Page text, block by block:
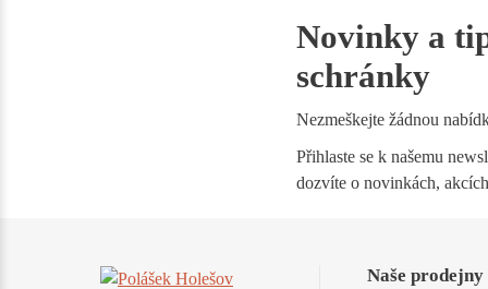
Novinky a
schránky
Nezmeškejte žádnou
Přihlaste se k našemu
dozvíte o novinkách,
Naše prodejny